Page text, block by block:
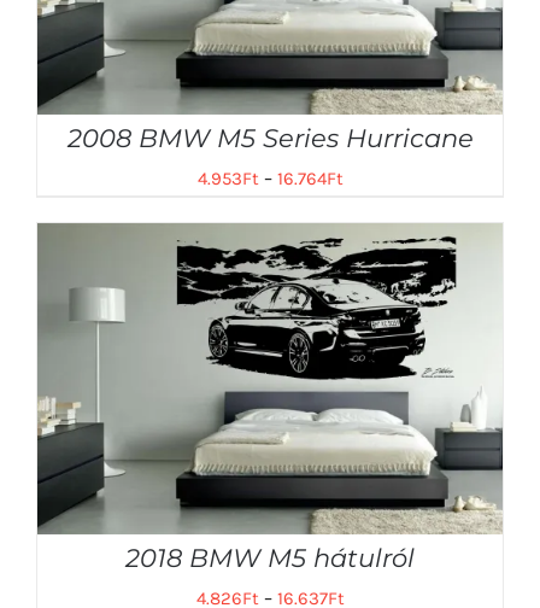
2008 BMW M5 Series Hurricane
4.953Ft– 16.764Ft
2018 BMW M5 hátulról
4.826Ft– 16.637Ft